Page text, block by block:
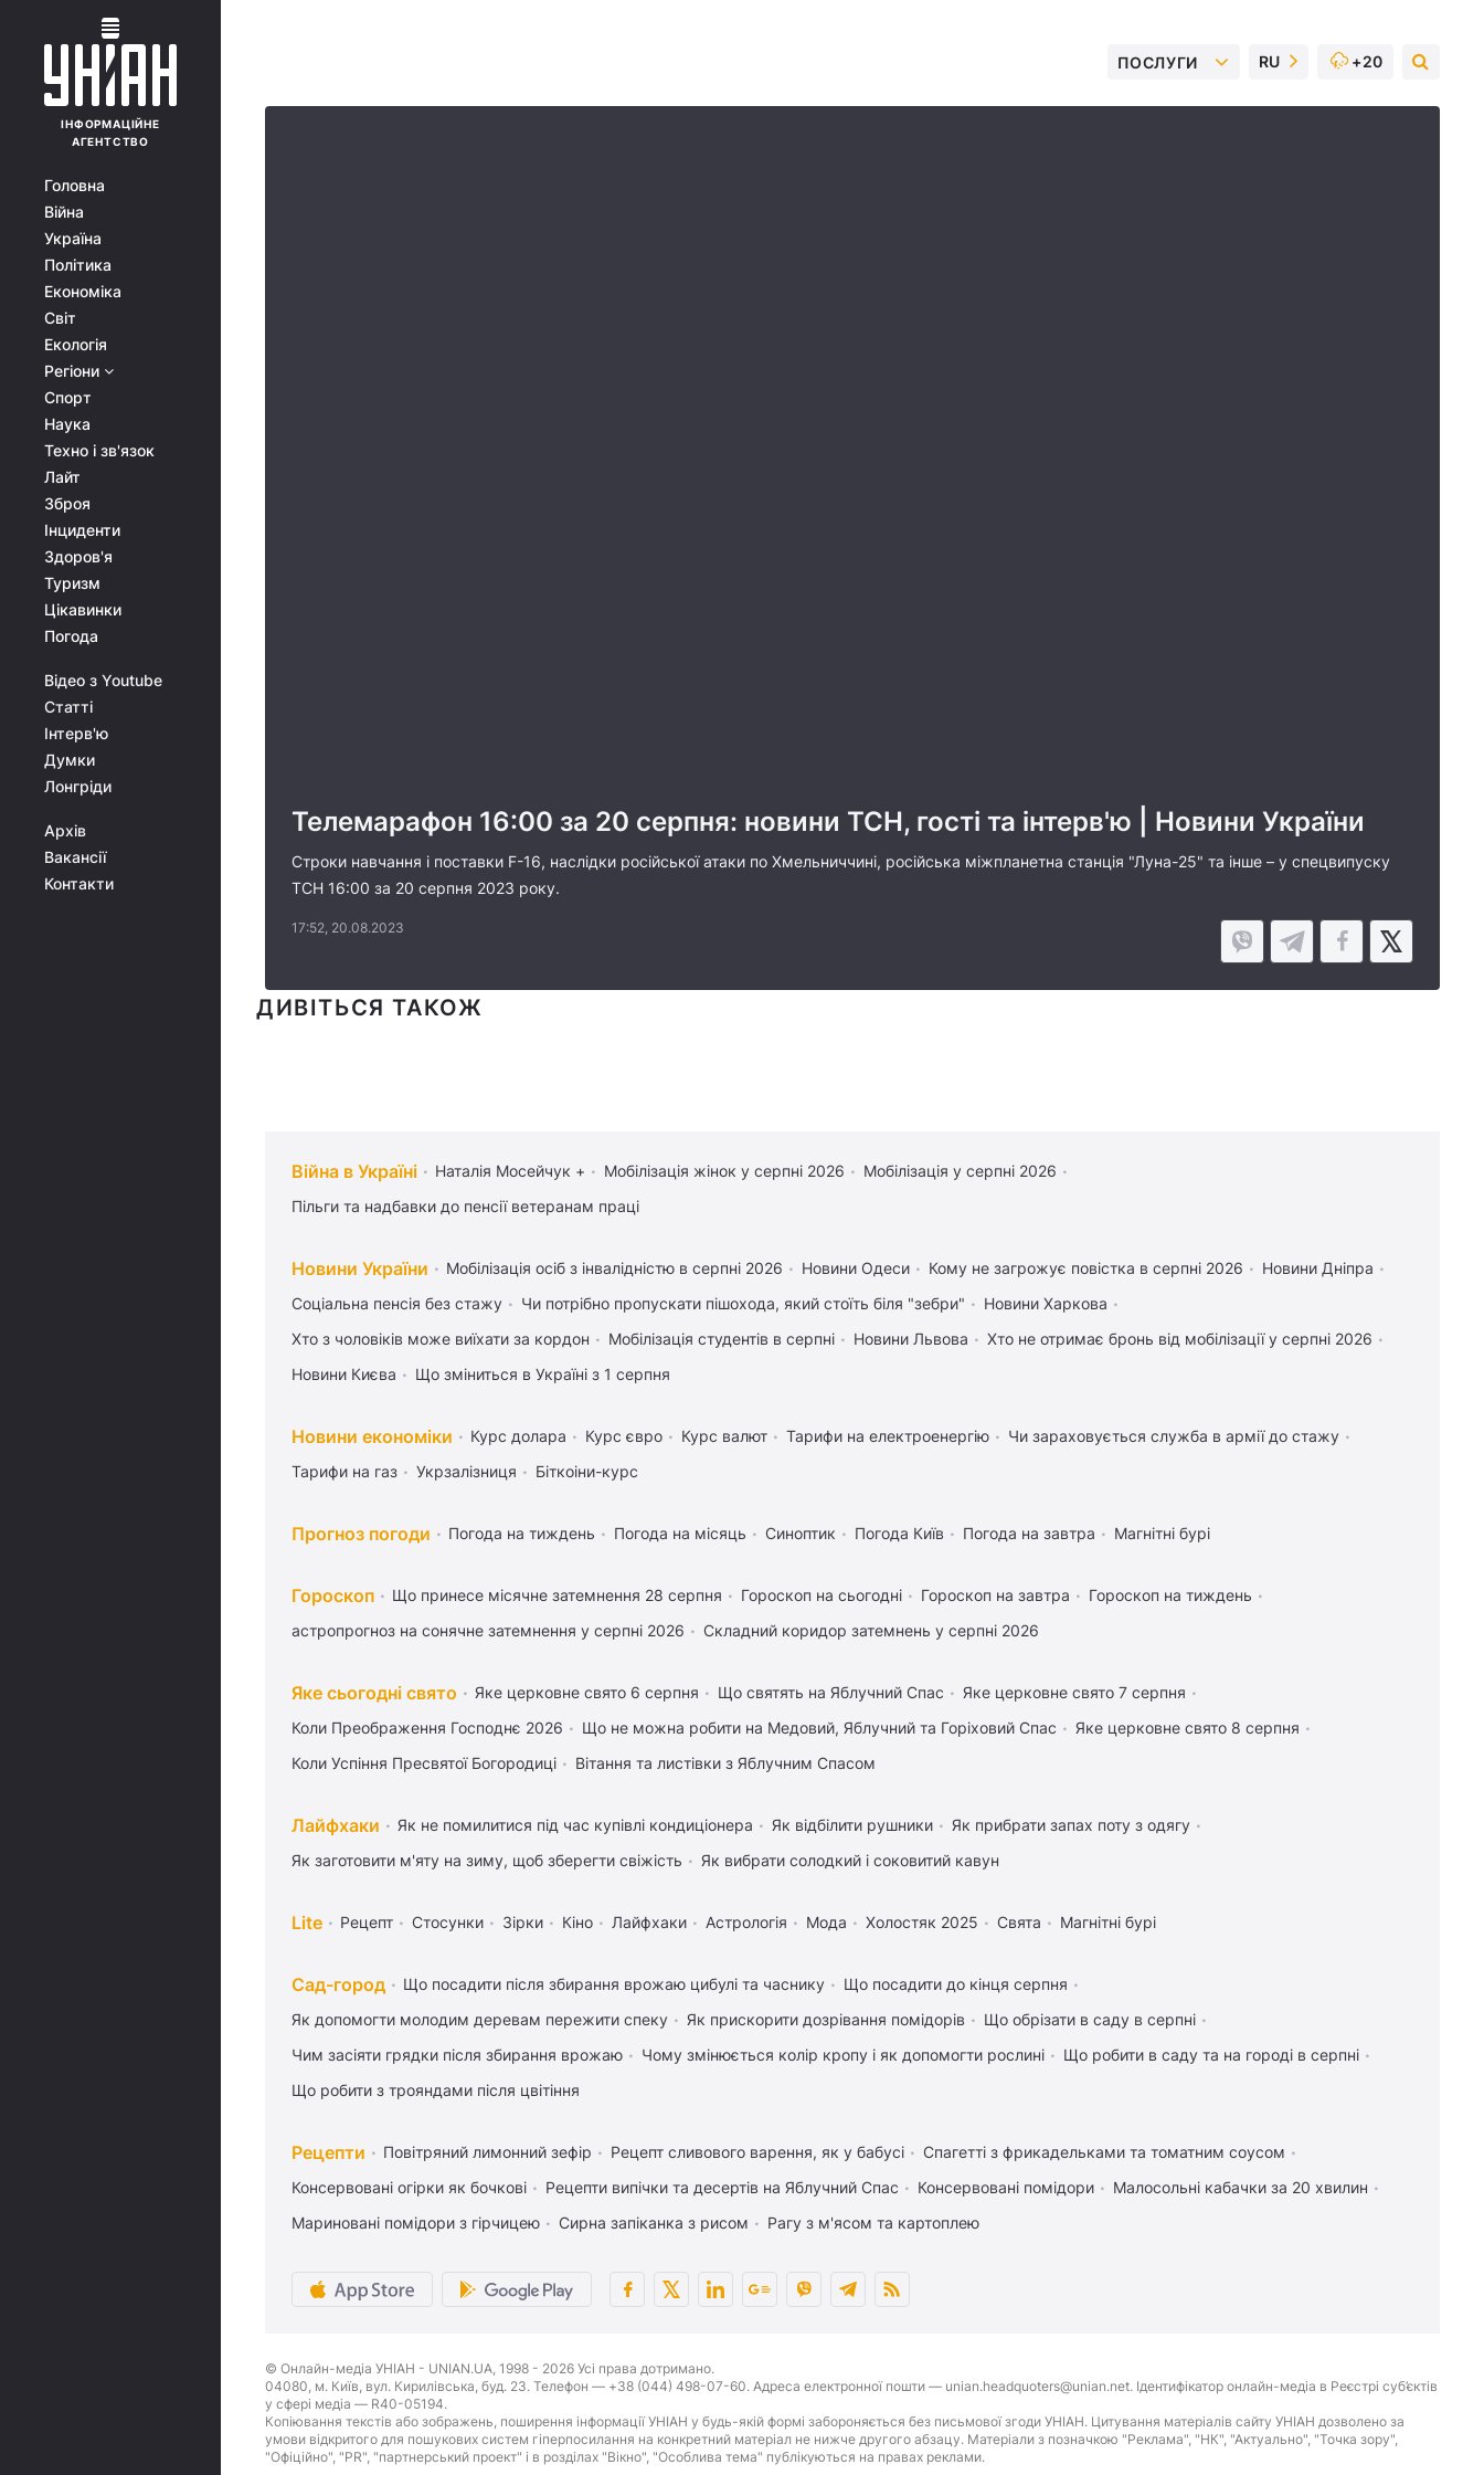
ІНФОРМАЦІЙНЕ
АГЕНТСТВО
Головна
Війна
Україна
Політика
Економіка
Світ
Екологія
Регіони
Спорт
Наука
Техно і зв'язок
Лайт
Зброя
Інциденти
Здоров'я
Туризм
Цікавинки
Погода
Відео з Youtube
Статті
Інтерв'ю
Думки
Лонгріди
Архів
Вакансії
Контакти
ПОСЛУГИ RU +20
Телемарафон 16:00 за 20 серпня: новини ТСН, гості та інтерв'ю | Новини України
Строки навчання і поставки F-16, наслідки російської атаки по Хмельниччині, російська міжпланетна станція "Луна-25" та інше – у спецвипуску
ТСН 16:00 за 20 серпня 2023 року.
17:52, 20.08.2023
ДИВІТЬСЯ ТАКОЖ
Війна в Україні Наталія Мосейчук + Мобілізація жінок у серпні 2026
Мобілізація у серпні 2026
Пільги та надбавки до пенсії ветеранам праці
Новини України Мобілізація осіб з інвалідністю в серпні 2026 Новини Одеси Кому не загрожує повістка в серпні 2026
Новини Дніпра
Соціальна пенсія без стажу
Чи потрібно пропускати пішохода, який стоїть біля "зебри"
Новини Харкова
Хто з чоловіків може виїхати за кордон
Мобілізація студентів в серпні Новини Львова
Хто не отримає бронь від мобілізації у серпні 2026
Новини Києва
Що зміниться в Україні з 1 серпня
Новини економіки Курс долара Курс євро Курс валют Тарифи на електроенергію
Чи зараховується служба в армії до стажу
Тарифи на газ
Укрзалізниця Біткоіни-курс
Прогноз погоди Погода на тиждень Погода на місяць Синоптик Погода Київ Погода на завтра Магнітні бурі
Гороскоп Що принесе місячне затемнення 28 серпня Гороскоп на сьогодні Гороскоп на завтра
Гороскоп на тиждень
астропрогноз на сонячне затемнення у серпні 2026
Складний коридор затемнень у серпні 2026
Яке сьогодні свято Яке церковне свято 6 серпня Що святять на Яблучний Спас
Яке церковне свято 7 серпня
Коли Преображення Господнє 2026
Що не можна робити на Медовий, Яблучний та Горіховий Спас
Яке церковне свято 8 серпня
Коли Успіння Пресвятої Богородиці
Вітання та листівки з Яблучним Спасом
Лайфхаки Як не помилитися під час купівлі кондиціонера Як відбілити рушники
Як прибрати запах поту з одягу
Як заготовити м'яту на зиму, щоб зберегти свіжість
Як вибрати солодкий і соковитий кавун
Lite Рецепт Стосунки Зірки Кіно Лайфхаки Астрологія Мода Холостяк 2025 Свята Магнітні бурі
Сад-город Що посадити після збирання врожаю цибулі та часнику
Що посадити до кінця серпня
Як допомогти молодим деревам пережити спеку
Як прискорити дозрівання помідорів
Що обрізати в саду в серпні
Чим засіяти грядки після збирання врожаю
Чому змінюється колір кропу і як допомогти рослині
Що робити в саду та на городі в серпні
Що робити з трояндами після цвітіння
Рецепти Повітряний лимонний зефір Рецепт сливового варення, як у бабусі
Спагетті з фрикадельками та томатним соусом
Консервовані огірки як бочкові
Рецепти випічки та десертів на Яблучний Спас Консервовані помідори
Малосольні кабачки за 20 хвилин
Мариновані помідори з гірчицею
Сирна запіканка з рисом Рагу з м'ясом та картоплею
© Онлайн-медіа УНІАН - UNIAN.UA, 1998 - 2026 Усі права дотримано.
04080, м. Київ, вул. Кирилівська, буд. 23. Телефон — +38 (044) 498-07-60. Адреса електронної пошти — unian.headquoters@unian.net. Ідентифікатор онлайн-медіа в Реєстрі суб’єктів
у сфері медіа — R40-05194.
Копіювання текстів або зображень, поширення інформації УНІАН у будь-якій формі забороняється без письмової згоди УНІАН. Цитування матеріалів сайту УНІАН дозволено за
умови відкритого для пошукових систем гіперпосилання на конкретний матеріал не нижче другого абзацу. Матеріали з позначкою "Реклама", "НК", "Актуально", "Точка зору",
"Офіційно", "PR", "партнерський проект" і в розділах "Вікно", "Особлива тема" публікуються на правах реклами.